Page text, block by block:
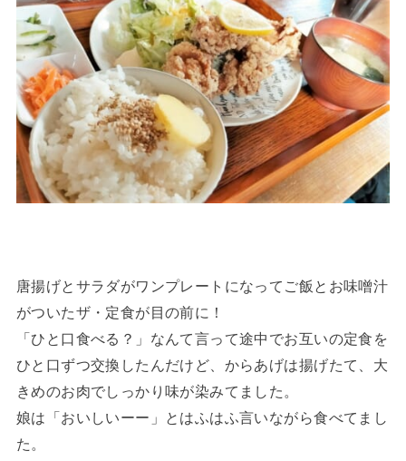
唐揚げとサラダがワンプレートになってご飯とお味噌汁
がついたザ・定食が目の前に！
「ひと口食べる？」なんて言って途中でお互いの定食を
ひと口ずつ交換したんだけど、からあげは揚げたて、大
きめのお肉でしっかり味が染みてました。
娘は「おいしいーー」とはふはふ言いながら食べてまし
た。